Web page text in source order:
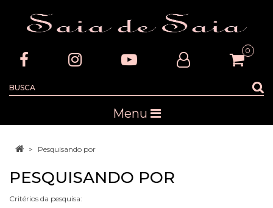
0
Menu
Pesquisando por
PESQUISANDO POR
Critérios da pesquisa: